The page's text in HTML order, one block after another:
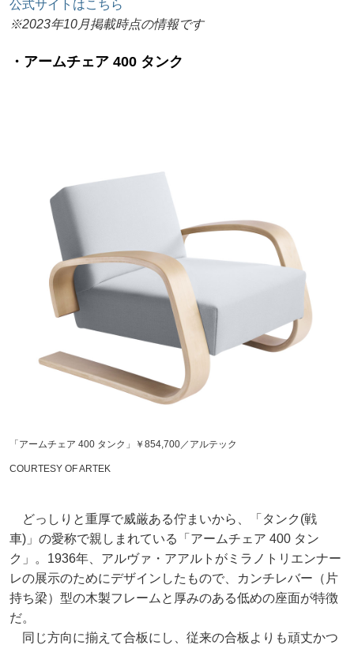
公式サイトはこちら
※2023年10月掲載時点の情報です
・アームチェア 400 タンク
「アームチェア 400 タンク」￥854,700／アルテック
COURTESY OF ARTEK
どっしりと重厚で威厳ある佇まいから、「タンク(戦
車)」の愛称で親しまれている「アームチェア 400 タン
ク」。1936年、アルヴァ・アアルトがミラノトリエンナー
レの展示のためにデザインしたもので、カンチレバー（片
持ち梁）型の木製フレームと厚みのある低めの座面が特徴
だ。
同じ方向に揃えて合板にし、従来の合板よりも頑丈かつ